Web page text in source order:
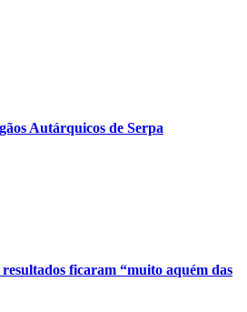
Autárquicos de Serpa
ficaram “muito aquém das